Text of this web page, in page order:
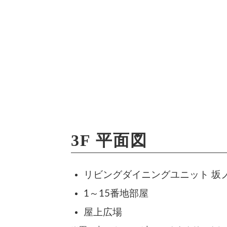
3F 平面図
リビングダイニングユニット 坂
1～15番地部屋
屋上広場